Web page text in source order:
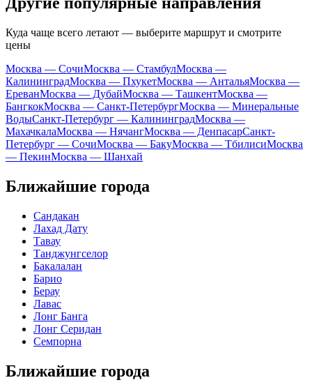
Куда чаще всего летают — выберите маршрут и смотрите
цены
Москва — СочиМосква — СтамбулМосква —
КалининградМосква — ПхукетМосква — АнтальяМосква —
ЕреванМосква — ДубайМосква — ТашкентМосква —
БангкокМосква — Санкт-ПетербургМосква — Минеральные
ВодыСанкт-Петербург — КалининградМосква —
МахачкалаМосква — НячангМосква — ДенпасарСанкт-
Петербург — СочиМосква — БакуМосква — ТбилисиМосква
— ПекинМосква — Шанхай
Ближайшие города
Сандакан
Лахад Дату
Тавау
Танджунгселор
Бакалалан
Барио
Берау
Лавас
Лонг Банга
Лонг Серидан
Семпорна
Ближайшие города